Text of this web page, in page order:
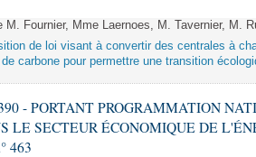
M. Fournier, Mme Laernoes, M. Tavernier, M.
de loi visant à convertir des centrales à
carbone pour permettre une transition
- PORTANT PROGRAMMATION
LE SECTEUR ÉCONOMIQUE DE
463